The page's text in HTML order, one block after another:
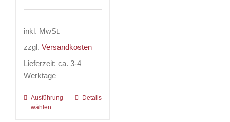
auf
gewählt
werden
inkl. MwSt.
zzgl. Versandkosten
Lieferzeit: ca. 3-4
Werktage
Ausführung
wählen
DiesesDetails